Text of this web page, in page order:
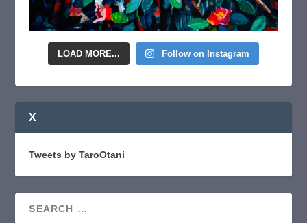
LOAD MORE... Follow on Instagram
X
Tweets by TaroOtani